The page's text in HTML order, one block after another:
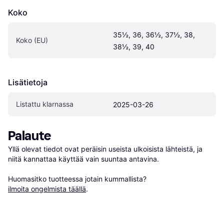
Koko
Koko (EU)
35½, 36, 36½, 37½, 38,
38½, 39, 40
Lisätietoja
Listattu klarnassa 2025-03-26
Palaute
Yllä olevat tiedot ovat peräisin useista ulkoisista lähteistä, ja
niitä kannattaa käyttää vain suuntaa antavina.
Huomasitko tuotteessa jotain kummallista?
ilmoita ongelmista täällä.